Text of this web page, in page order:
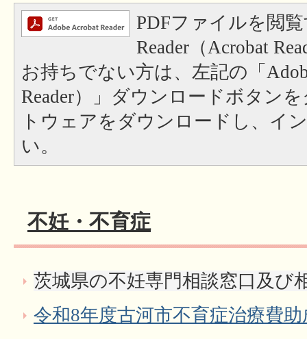
PDFファイルを閲
Reader（Acrobat
お持ちでない方は、左記の「
Reader）」ダウンロードボタン
トウェアをダウンロードし、イ
い。
不妊・不育症
茨城県の不妊専門相談窓口及び
令和8年度古河市不育症治療費